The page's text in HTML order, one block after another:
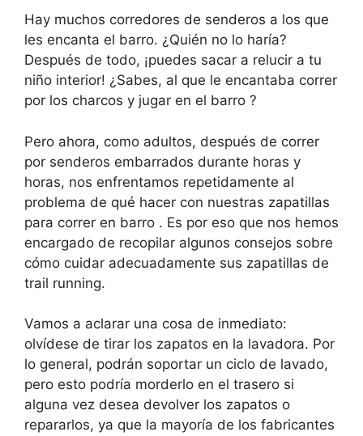
Hay muchos corredores de senderos a los que
les encanta el barro. ¿Quién no lo haría?
Después de todo, ¡puedes sacar a relucir a tu
niño interior! ¿Sabes, al que le encantaba correr
por los charcos y jugar en el barro ?
Pero ahora, como adultos, después de correr
por senderos embarrados durante horas y
horas, nos enfrentamos repetidamente al
problema de qué hacer con nuestras zapatillas
para correr en barro . Es por eso que nos hemos
encargado de recopilar algunos consejos sobre
cómo cuidar adecuadamente sus zapatillas de
trail running.
Vamos a aclarar una cosa de inmediato:
olvídese de tirar los zapatos en la lavadora. Por
lo general, podrán soportar un ciclo de lavado,
pero esto podría morderlo en el trasero si
alguna vez desea devolver los zapatos o
repararlos, ya que la mayoría de los fabricantes